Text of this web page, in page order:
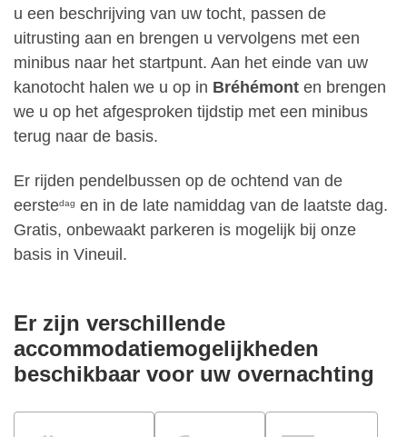
u een beschrijving van uw tocht, passen de
uitrusting aan en brengen u vervolgens met een
minibus naar het startpunt. Aan het einde van uw
kanotocht halen we u op in Bréhémont en brengen
we u op het afgesproken tijdstip met een minibus
terug naar de basis.
Er rijden pendelbussen op de ochtend van de
eerstedag en in de late namiddag van de laatste dag.
Gratis, onbewaakt parkeren is mogelijk bij onze
basis in Vineuil.
Er zijn verschillende
accommodatiemogelijkheden
beschikbaar voor uw overnachting